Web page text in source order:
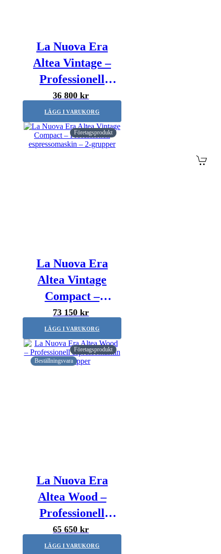
La Nuova Era
Altea Vintage –
Professionell
espressomaskin –
Vit – 1-grupp
36 800 kr
LÄGG I VARUKORG
Företagsprodukt
La Nuova Era
Altea Vintage
Compact –
Professionell
espressomaskin –
2-grupper
73 150 kr
LÄGG I VARUKORG
Beställningsvara
Företagsprodukt
La Nuova Era
Altea Wood –
Professionell
espressomaskin –
2-grupper
65 650 kr
LÄGG I VARUKORG